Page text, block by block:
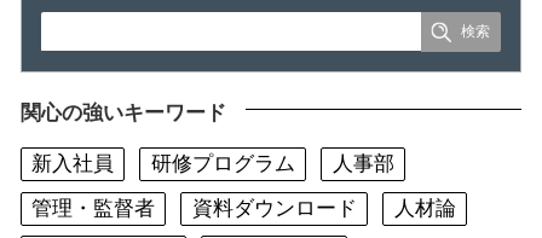
関心の強いキーワード
新入社員 研修プログラム
人事部
管理・監督者
資料ダウンロード 人材論